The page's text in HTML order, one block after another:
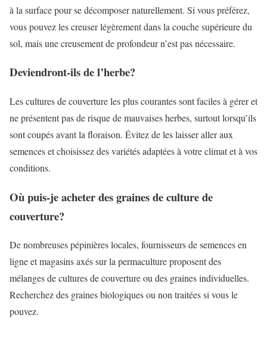
à la surface pour se décomposer naturellement. Si vous préférez,
vous pouvez les creuser légèrement dans la couche supérieure du
sol, mais une creusement de profondeur n’est pas nécessaire.
Deviendront-ils de l’herbe?
Les cultures de couverture les plus courantes sont faciles à gérer et
ne présentent pas de risque de mauvaises herbes, surtout lorsqu’ils
sont coupés avant la floraison. Évitez de les laisser aller aux
semences et choisissez des variétés adaptées à votre climat et à vos
conditions.
Où puis-je acheter des graines de culture de
couverture?
De nombreuses pépinières locales, fournisseurs de semences en
ligne et magasins axés sur la permaculture proposent des
mélanges de cultures de couverture ou des graines individuelles.
Recherchez des graines biologiques ou non traitées si vous le
pouvez.